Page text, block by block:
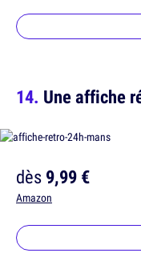
Une affiche
dès9,99 €
Amazon